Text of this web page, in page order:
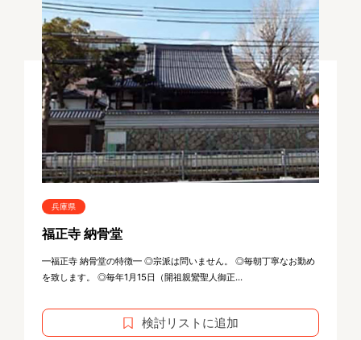
兵庫県
福正寺 納骨堂
━福正寺 納骨堂の特徴━ ◎宗派は問いません。 ◎毎朝丁寧なお勤め
を致します。 ◎毎年1月15日（開祖親鸞聖人御正...
検討リストに追加